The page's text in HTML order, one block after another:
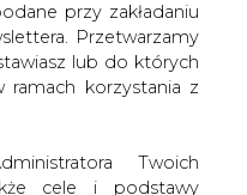
przy zakładaniu
Przetwarzamy
lub do których
korzystania z
Twoich
cele i podstawy
CIRE
skomentuj